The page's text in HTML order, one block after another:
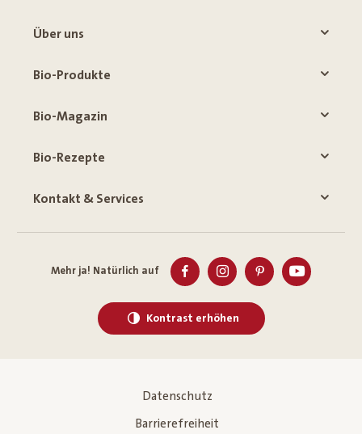
Über uns
Bio-Produkte
Bio-Magazin
Bio-Rezepte
Kontakt & Services
Mehr ja! Natürlich auf
Kontrast erhöhen
Datenschutz
Barrierefreiheit